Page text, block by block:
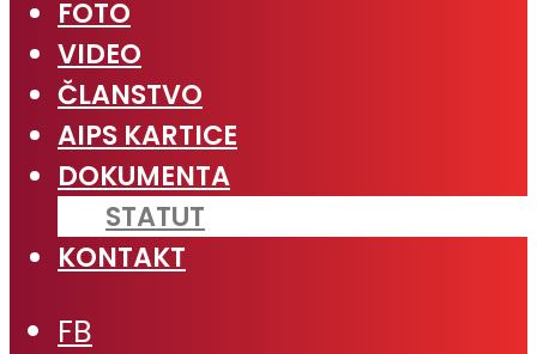
FOTO
VIDEO
ČLANSTVO
AIPS KARTICE
DOKUMENTA
STATUT
KONTAKT
FB